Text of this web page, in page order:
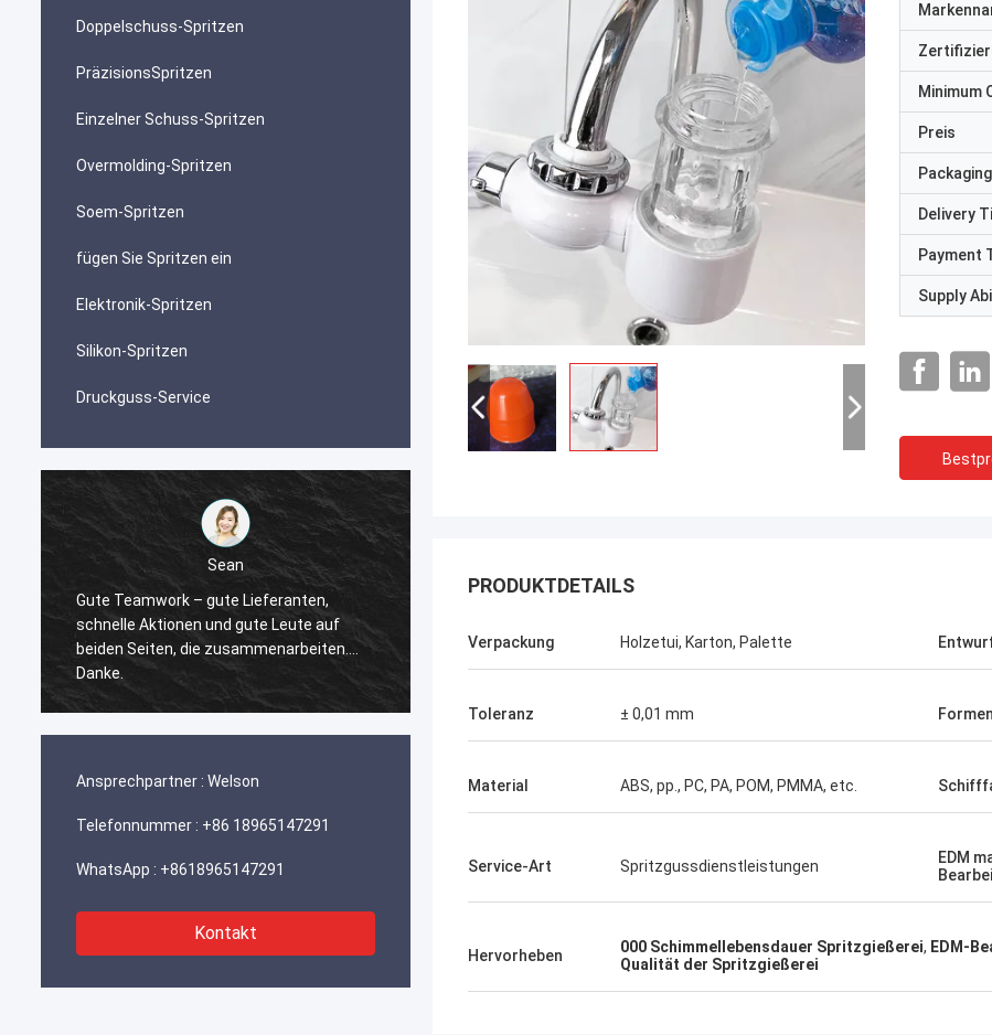
Doppelschuss-Spritzen
PräzisionsSpritzen
Einzelner Schuss-Spritzen
Overmolding-Spritzen
Soem-Spritzen
fügen Sie Spritzen ein
Elektronik-Spritzen
Silikon-Spritzen
Druckguss-Service
Sean
Gute Teamwork – gute Lieferanten,
schnelle Aktionen und gute Leute auf
beiden Seiten, die zusammenarbeiten….
Danke.
mit uns – hier wieder bei dieser
Gelegenheit, zum dieser Alternative zu
danke Welson, i-
Ansprechpartner : Welson
Telefonnummer : +86 18965147291
WhatsApp : +8618965147291
Kontakt
Minimum
Preis
Delivery
Payment
Supply
PRODUKTDETAILS
Verpackung Holzetui, Karton, Palette
Toleranz ± 0,01 mm
Material ABS, pp., PC, PA, POM, PMMA, etc.
Service-Art Spritzgussdienstleistungen
EDM
Hervorheben 000 Schimmellebensdauer Spritzgießerei, EDM-
Qualität der Spritzgießerei